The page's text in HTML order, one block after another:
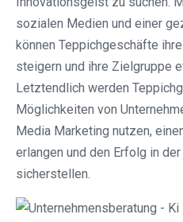
sozialen Medien und einer
können Teppichgeschäfte
steigern und ihre Zielgruppe
Letztendlich werden
Möglichkeiten von
Media Marketing nutzen,
erlangen und den Erfolg in
sicherstellen.